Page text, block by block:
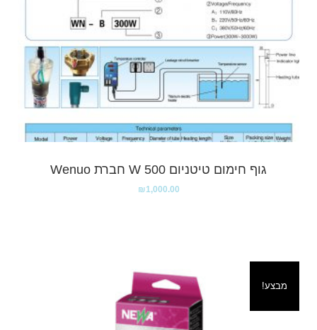
גוף חימום טיטניום 500 W חברת Wenuo
₪1,000.00
מבצע!